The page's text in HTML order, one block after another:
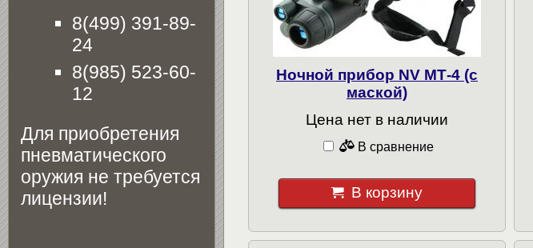
Ночной прибор NV МТ-4 (с
маской)
Цена нет в наличии
В сравнение
В корзину
8(499) 391-89-
24
8(985) 523-60-
12
Для приобретения
пневматического
оружия не требуется
лицензии!